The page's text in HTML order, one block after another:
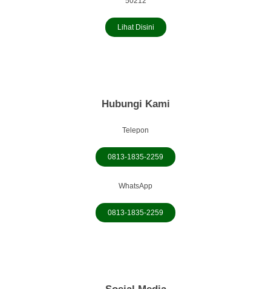
Lihat Disini
Hubungi Kami
Telepon
0813-1835-2259
WhatsApp
0813-1835-2259